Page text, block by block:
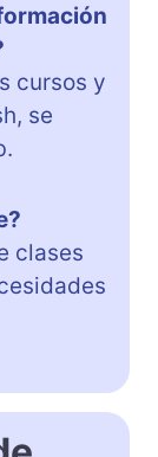
cursos y
se
clases